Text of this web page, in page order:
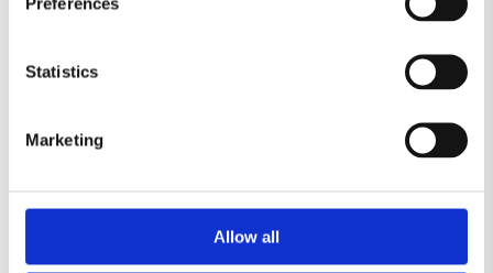
Statistics
Marketing
Allow all